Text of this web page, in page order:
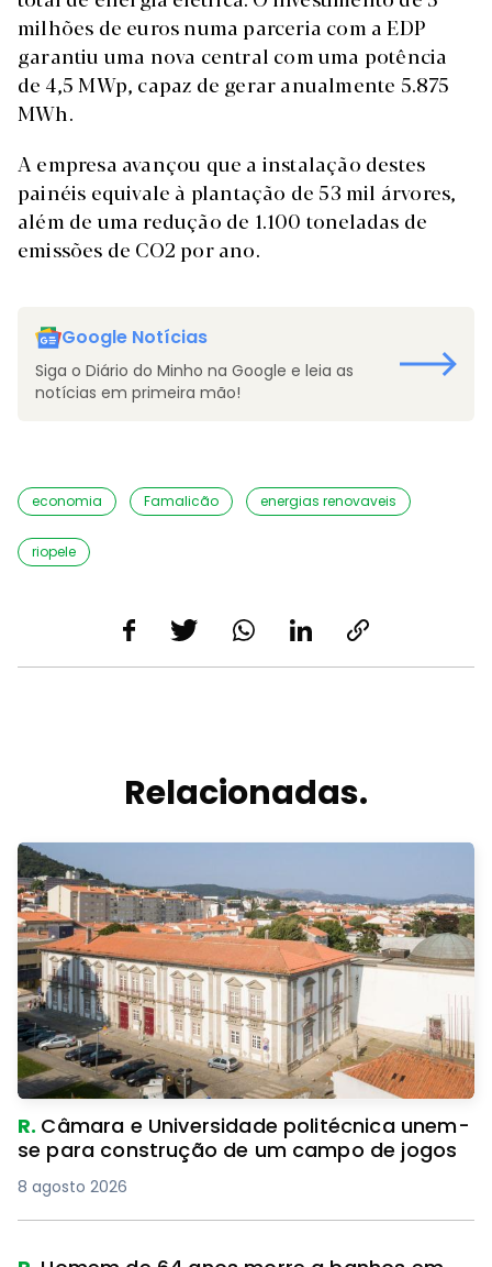
milhões de euros numa parceria com a EDP
garantiu uma nova central com uma potência
de 4,5 MWp, capaz de gerar anualmente 5.875
MWh.
A empresa avançou que a instalação destes
painéis equivale à plantação de 53 mil árvores,
além de uma redução de 1.100 toneladas de
emissões de CO2 por ano.
Google Notícias
Siga o Diário do Minho na Google e leia as
notícias em primeira mão!
economia Famalicão energias renovaveis
riopele
Relacionadas.
R. Câmara e Universidade politécnica unem-
se para construção de um campo de jogos
8 agosto 2026